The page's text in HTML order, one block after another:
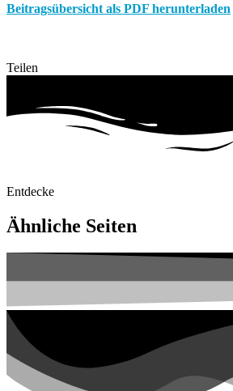
Beitragsübersicht als PDF herunterladen
Teilen
Entdecke
Ähnliche Seiten